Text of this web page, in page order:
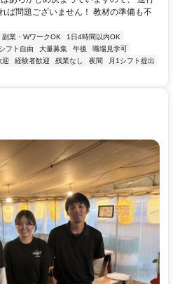
ば問題ございません！ 教材の準備も不
副業・WワークOK
1日4時間以内OK
シフト自由 大量募集 午後
職場見学可
迎 経験者歓迎 残業なし 夜間
月1シフト提出